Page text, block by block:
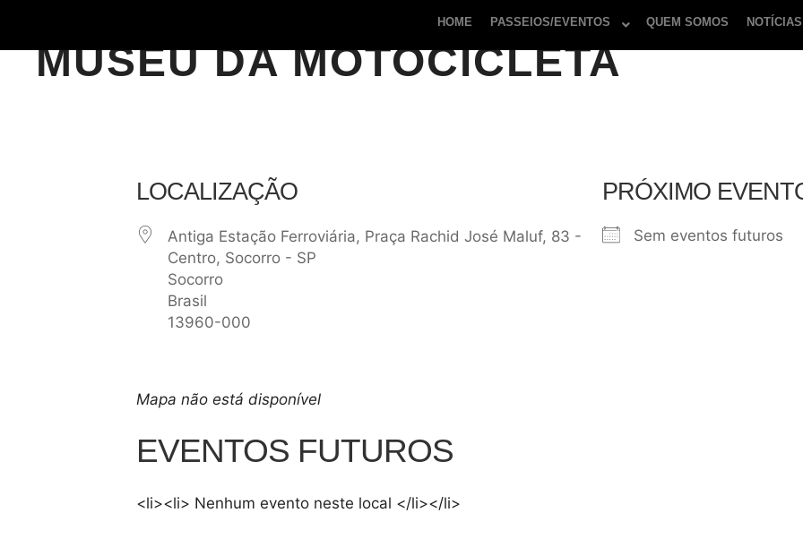
HOME PASSEIOS/EVENTOS QUEM SOMOS NOTÍCIAS
MUSEU DA MOTOCICLETA
LOCALIZAÇÃO
Antiga Estação Ferroviária, Praça Rachid José Maluf, 83 -
Centro, Socorro - SP
Socorro
Brasil
13960-000
PRÓXIMO
Sem eventos futuros
Mapa não está disponível
EVENTOS FUTUROS
<li><li> Nenhum evento neste local </li></li>